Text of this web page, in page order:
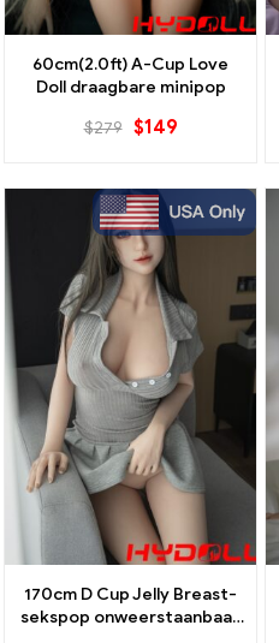
60cm(2.0ft) A-Cup Love
Doll draagbare minipop
$279 $149
170cm D Cup Jelly Breast-
sekspop onweerstaanbaar,